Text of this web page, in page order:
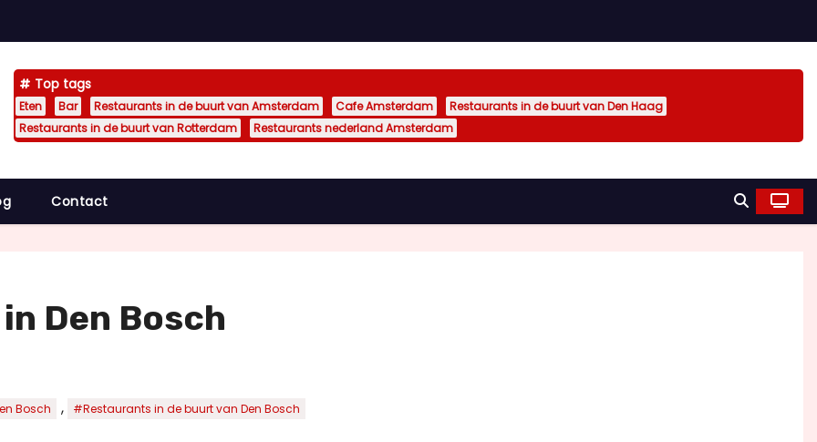
Top tags
Eten Bar Restaurants in de buurt van Amsterdam Cafe Amsterdam
Restaurants in de buurt van Den Haag
Restaurants in de buurt van Rotterdam
Restaurants nederland Amsterdam
Contact
Den Bosch
Bosch , #Restaurants in de buurt van Den Bosch